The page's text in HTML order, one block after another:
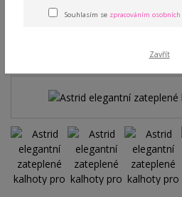
Astrid elegantní
Souhlasím se zpracováním
Zavřít